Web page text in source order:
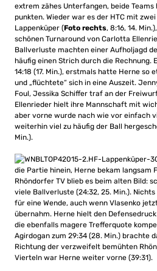
extrem zähes Unterfangen, beide
punkten. Wieder war es der HTC mit
Lappenküper (Foto rechts, 8:16, 14.
schönen Turnaround von Carlotta
Ballverluste machten einer Aufholjagd
häufig einen Strich durch die Rechnung.
14:18 (17. Min.), erstmals hatte Herne so
und „flüchtete“ sich in eine Auszeit.
Foul, Jessika Schiffer traf an der
Ellenrieder hielt ihre Mannschaft mit
aber vorne wurde nach wie vor einfach
weiterhin viel zu häufig der Ball
Min.).
die Partie hinein, Herne bekam langsam
Rhöndorfer TV blieb es beim alten Bild:
viele Ballverluste (24:32, 25. Min.).
für eine Wende, auch wenn Vlasenko
übernahm. Herne hielt den
die ebenfalls magere Trefferquote
Agirdogan zum 29:34 (28. Min.) brachte
Richtung der verzweifelt bemühten
Vierteln war Herne weiter vorne (39:31).